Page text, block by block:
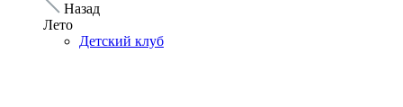
Назад
Лето
Детский клуб